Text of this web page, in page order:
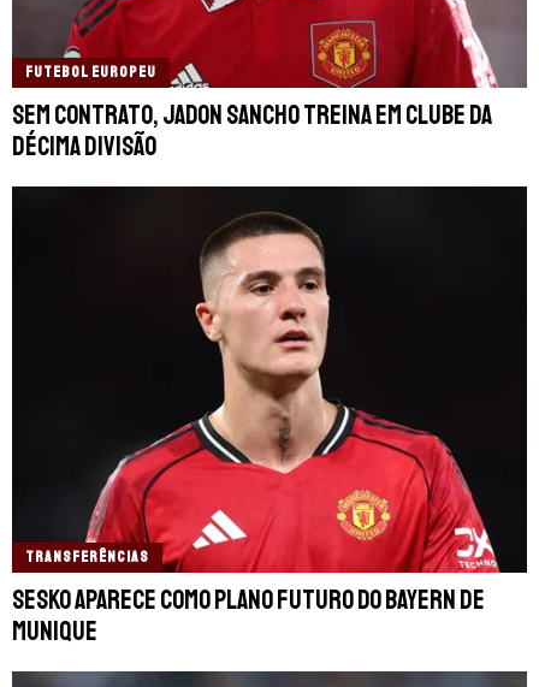
FUTEBOL EUROPEU
Sem contrato, Jadon Sancho treina em clube da
décima divisão
TRANSFERÊNCIAS
Sesko aparece como plano futuro do Bayern de
Munique